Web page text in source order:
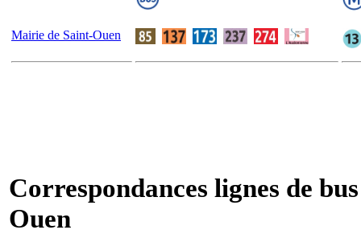
Mairie de Saint-Ouen
Correspondances lignes de
Ouen